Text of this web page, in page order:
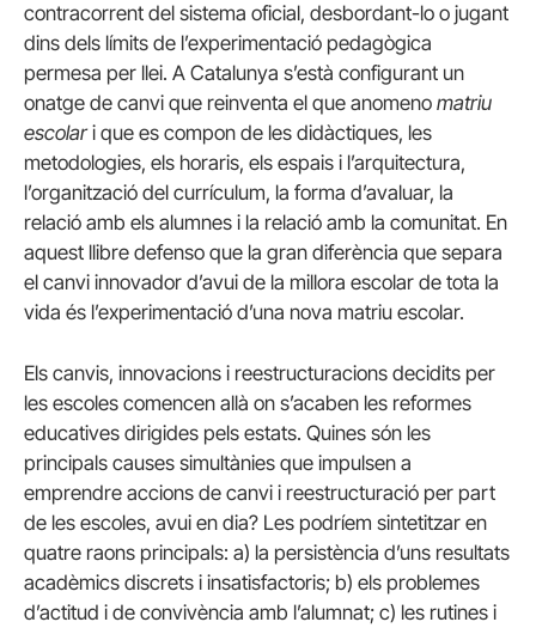
contracorrent del sistema oficial, desbordant-lo o jugant
dins dels límits de l’experimentació pedagògica
permesa per llei. A Catalunya s’està configurant un
onatge de canvi que reinventa el que anomeno matriu
escolari que es compon de les didàctiques, les
metodologies, els horaris, els espais i l’arquitectura,
l’organització del currículum, la forma d’avaluar, la
relació amb els alumnes i la relació amb la comunitat. En
aquest llibre defenso que la gran diferència que separa
el canvi innovador d’avui de la millora escolar de tota la
vida és l’experimentació d’una nova matriu escolar.
Els canvis, innovacions i reestructuracions decidits per
les escoles comencen allà on s’acaben les reformes
educatives dirigides pels estats. Quines són les
principals causes simultànies que impulsen a
emprendre accions de canvi i reestructuració per part
de les escoles, avui en dia? Les podríem sintetitzar en
quatre raons principals: a) la persistència d’uns resultats
acadèmics discrets i insatisfactoris; b) els problemes
d’actitud i de convivència amb l’alumnat; c) les rutines i